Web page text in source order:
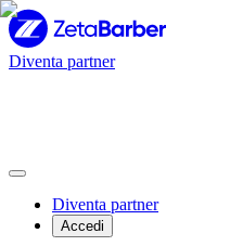
Diventa partner
Diventa partner
Accedi